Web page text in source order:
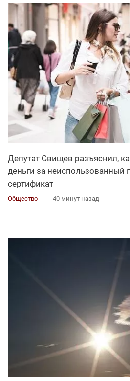
Депутат Свищев разъяснил,
деньги за неиспользованный
сертификат
Общество 40 минут назад